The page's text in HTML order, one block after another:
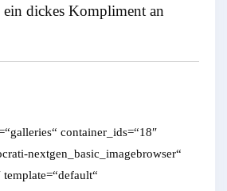
ein dickes Kompliment an
container_ids=“18″
nextgen_basic_imagebrowser“